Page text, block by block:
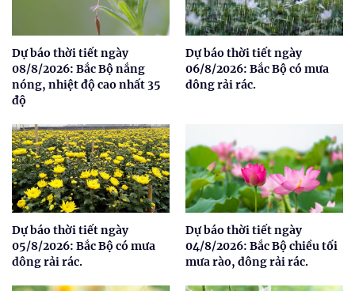
Dự báo thời tiết ngày
08/8/2026: Bắc Bộ nắng
nóng, nhiệt độ cao nhất 35
độ
Dự báo thời tiết ngày
06/8/2026: Bắc Bộ có mưa
dông rải rác.
Dự báo thời tiết ngày
05/8/2026: Bắc Bộ có mưa
dông rải rác.
Dự báo thời tiết ngày
04/8/2026: Bắc Bộ chiều tối
mưa rào, dông rải rác.